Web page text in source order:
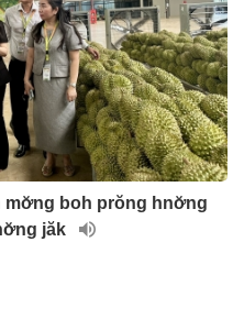
mơ̆ng boh prŏng hnơ̆ng
jăk